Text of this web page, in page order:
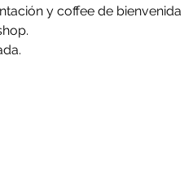
y coffee de bienvenida